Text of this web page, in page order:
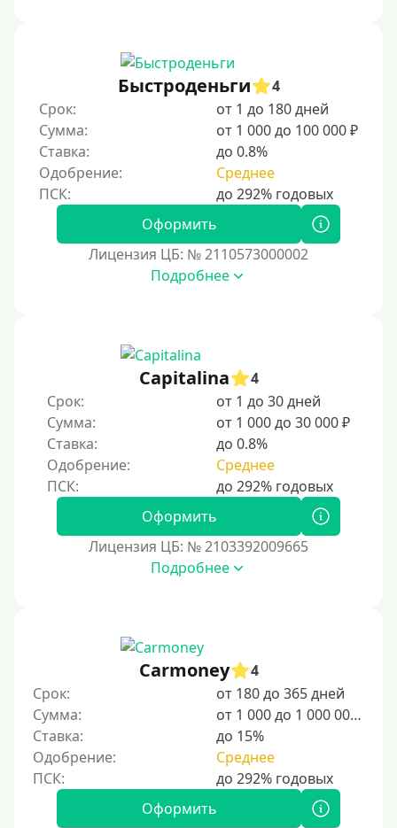
Пенсионерам до 70 лет
Пенсионерам до 75 лет
Пенсионерам до 80 лет
Пенсионерам до 85 лет
Безработным
Даже бомжам
Без упоминания места трудоустройства
Для граждан других стран, проживающих в
Для иностранных граждан, проживающих в
Кыргызстане
Для граждан Таджикистана, находящихся за рубежом
Для граждан Беларуси, приезжающих из-за рубежа
Для иностранцев, проживающих в Армении
Для граждан Узбекистана, проживающих за рубежом
Для граждан СНГ
300 руб
400 руб
500 руб
1000 руб
Быстроденьги
4
Срок:
от 1 до 180 дней
Сумма:
от 1 000 до 100 000 ₽
Ставка:
до 0.8%
Одобрение:
Среднее
Оформить
Лицензия ЦБ: № 2110573000002
Подробнее
Capitalina
4
Срок:
от 1 до 30 дней
Сумма:
от 1 000 до 30 000 ₽
Ставка:
до 0.8%
Одобрение:
Среднее
Оформить
Лицензия ЦБ: № 2103392009665
Подробнее
Carmoney
4
Срок:
от 180 до 365 дней
Сумма:
от 1 000 до 1 000 000 ₽
Ставка:
до 15%
Одобрение:
Среднее
Оформить